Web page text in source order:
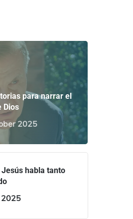
para narrar el
Dios
2025
Jesús habla tanto
2025